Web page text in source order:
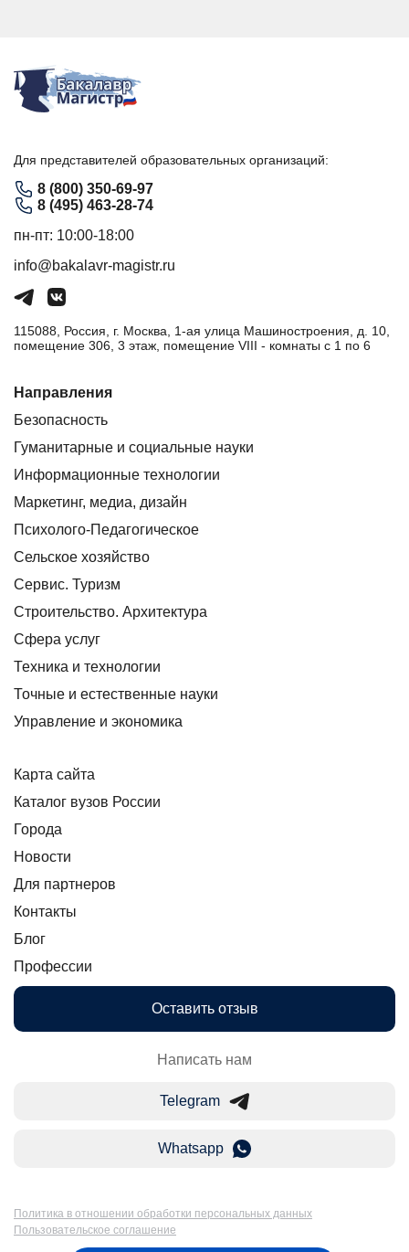
Для представителей образовательных организаций:
8 (800) 350-69-97
8 (495) 463-28-74
пн-пт: 10:00-18:00
info@bakalavr-magistr.ru
115088, Россия, г. Москва, 1-ая улица Машиностроения, д. 10,
помещение 306, 3 этаж, помещение VIII - комнаты с 1 по 6
Направления
Безопасность
Гуманитарные и социальные науки
Информационные технологии
Маркетинг, медиа, дизайн
Психолого-Педагогическое
Сельское хозяйство
Сервис. Туризм
Строительство. Архитектура
Сфера услуг
Техника и технологии
Точные и естественные науки
Управление и экономика
Карта сайта
Каталог вузов России
Города
Новости
Для партнеров
Контакты
Блог
Профессии
Оставить отзыв
Написать нам
Telegram
Whatsapp
Политика в отношении обработки персональных данных
Пользовательское соглашение